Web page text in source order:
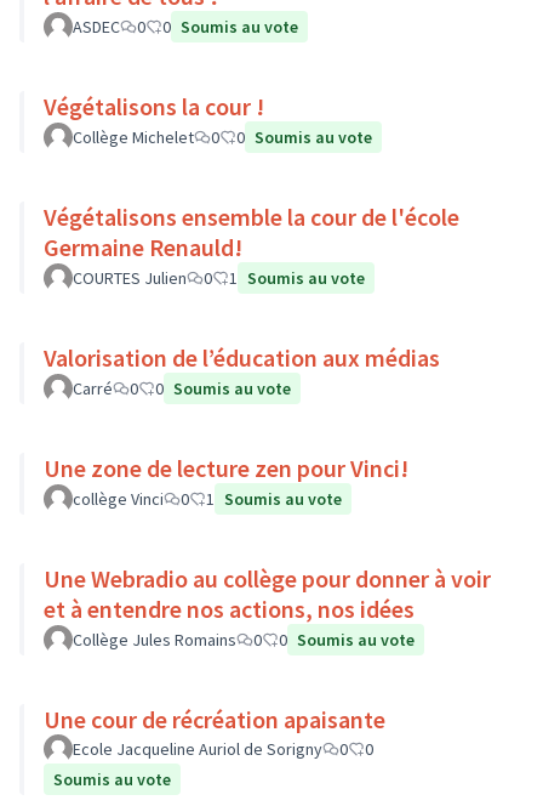
ASDEC 0 0 Soumis au vote
Végétalisons la cour !
Collège Michelet 0 0 Soumis au vote
Végétalisons ensemble la cour de l'école
Germaine Renauld!
COURTES Julien 0 1 Soumis au vote
Valorisation de l’éducation aux médias
Carré 0 0 Soumis au vote
Une zone de lecture zen pour Vinci!
collège Vinci 0 1 Soumis au vote
Une Webradio au collège pour donner à voir
et à entendre nos actions, nos idées
Collège Jules Romains 0 0 Soumis au vote
Une cour de récréation apaisante
Ecole Jacqueline Auriol de Sorigny 0
0
Soumis au vote